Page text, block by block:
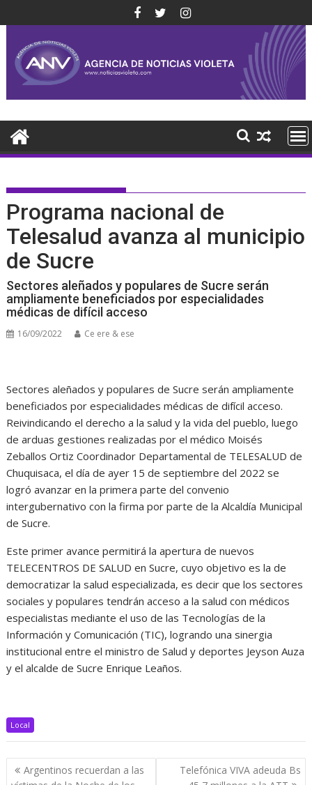
al
contenido
Programa nacional de
Telesalud avanza al municipio
de Sucre
Sectores aleñados y populares de Sucre serán
ampliamente beneficiados por especialidades
médicas de difícil acceso
16/09/2022 Ce ere & ese
Sectores aleñados y populares de Sucre serán ampliamente
beneficiados por especialidades médicas de difícil acceso.
Reivindicando el derecho a la salud y la vida del pueblo, luego
de arduas gestiones realizadas por el médico Moisés
Zeballos Ortiz Coordinador Departamental de TELESALUD de
Chuquisaca, el día de ayer 15 de septiembre del 2022 se
logró avanzar en la primera parte del convenio
intergubernativo con la firma por parte de la Alcaldía Municipal
de Sucre.
Este primer avance permitirá la apertura de nuevos
TELECENTROS DE SALUD en Sucre, cuyo objetivo es la de
democratizar la salud especializada, es decir que los sectores
sociales y populares tendrán acceso a la salud con médicos
especialistas mediante el uso de las Tecnologías de la
Información y Comunicación (TIC), logrando una sinergia
institucional entre el ministro de Salud y deportes Jeyson Auza
y el alcalde de Sucre Enrique Leaños.
Local
Navegación
Argentinos recuerdan a las
Telefónica VIVA adeuda Bs